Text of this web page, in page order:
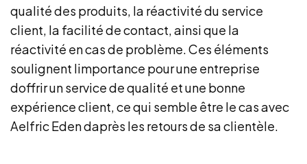
qualité des produits, la réactivité du service
client, la facilité de contact, ainsi que la
réactivité en cas de problème. Ces éléments
soulignent limportance pour une entreprise
doffrir un service de qualité et une bonne
expérience client, ce qui semble être le cas avec
Aelfric Eden daprès les retours de sa clientèle.